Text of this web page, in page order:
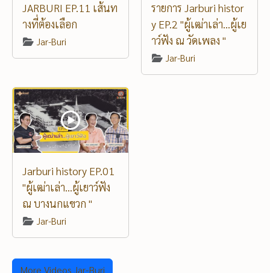
JARBURI EP.11 เส้นท
างที่ต้องเลือก
Jar-Buri
รายการ Jarburi histor
y EP.2 "ผู้เฒ่าเล่า...ผู้เย
าว์ฟัง ณ วัดเพลง "
Jar-Buri
Jarburi history EP.01
"ผู้เฒ่าเล่า...ผู้เยาว์ฟัง
ณ บางนกแขวก "
Jar-Buri
More Videos Jar-Buri